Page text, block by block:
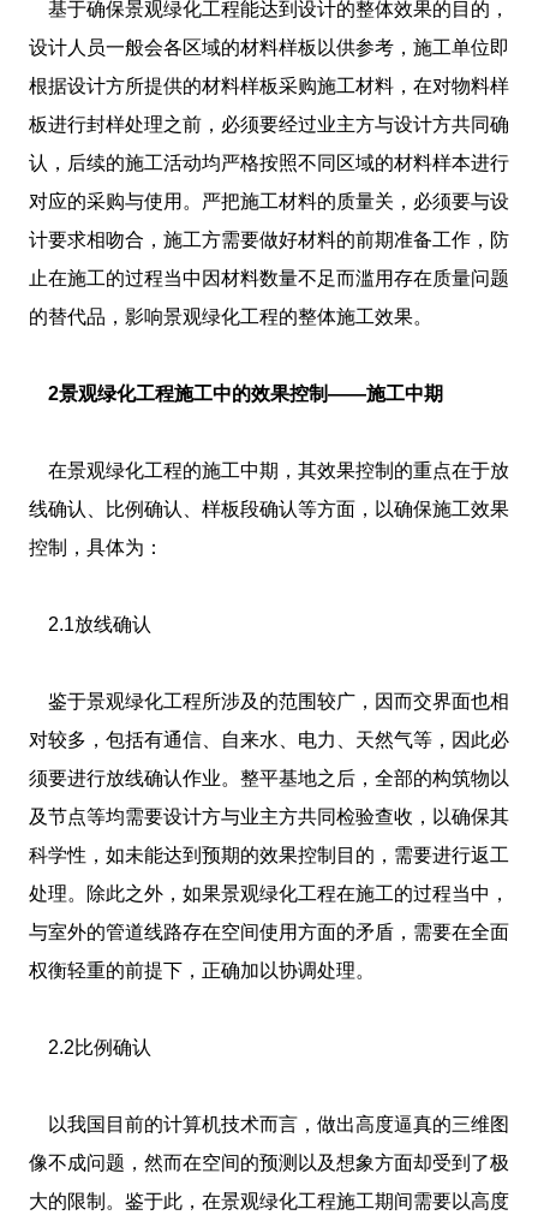
基于确保景观绿化工程能达到设计的整体效果的目的，
设计人员一般会各区域的材料样板以供参考，施工单位即
根据设计方所提供的材料样板采购施工材料，在对物料样
板进行封样处理之前，必须要经过业主方与设计方共同确
认，后续的施工活动均严格按照不同区域的材料样本进行
对应的采购与使用。严把施工材料的质量关，必须要与设
计要求相吻合，施工方需要做好材料的前期准备工作，防
止在施工的过程当中因材料数量不足而滥用存在质量问题
的替代品，影响景观绿化工程的整体施工效果。
2景观绿化工程施工中的效果控制――施工中期
在景观绿化工程的施工中期，其效果控制的重点在于放
线确认、比例确认、样板段确认等方面，以确保施工效果
控制，具体为：
2.1放线确认
鉴于景观绿化工程所涉及的范围较广，因而交界面也相
对较多，包括有通信、自来水、电力、天然气等，因此必
须要进行放线确认作业。整平基地之后，全部的构筑物以
及节点等均需要设计方与业主方共同检验查收，以确保其
科学性，如未能达到预期的效果控制目的，需要进行返工
处理。除此之外，如果景观绿化工程在施工的过程当中，
与室外的管道线路存在空间使用方面的矛盾，需要在全面
权衡轻重的前提下，正确加以协调处理。
2.2比例确认
以我国目前的计算机技术而言，做出高度逼真的三维图
像不成问题，然而在空间的预测以及想象方面却受到了极
大的限制。鉴于此，在景观绿化工程施工期间需要以高度